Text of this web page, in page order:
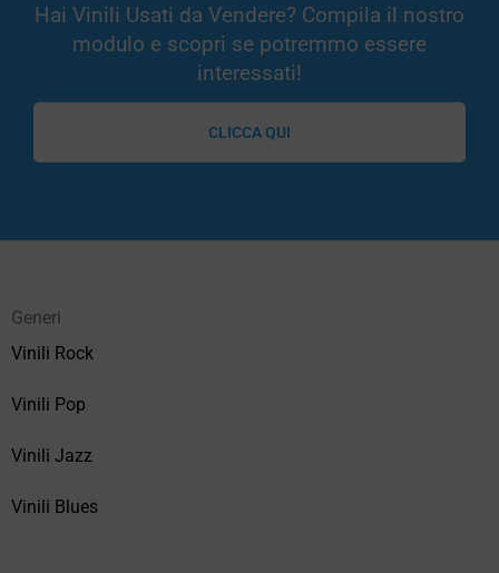
Hai Vinili Usati da Vendere? Compila il nostro
modulo e scopri se potremmo essere
interessati!
CLICCA QUI
Generi
Vinili Rock
Vinili Pop
Vinili Jazz
Vinili Blues